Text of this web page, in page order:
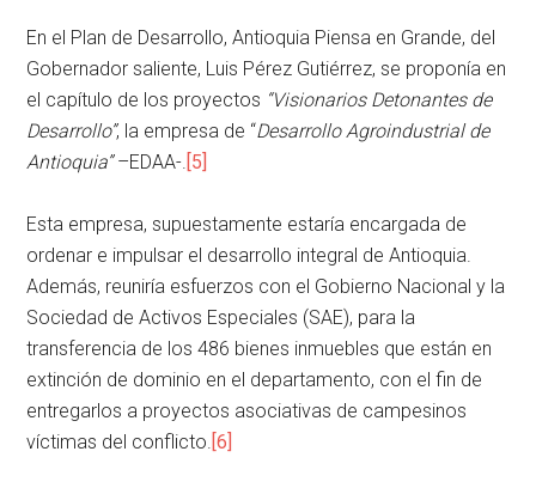
En el Plan de Desarrollo, Antioquia Piensa en Grande, del
Gobernador saliente, Luis Pérez Gutiérrez, se proponía en
el capítulo de los proyectos “Visionarios Detonantes de
Desarrollo”, la empresa de “Desarrollo Agroindustrial de
Antioquia”–EDAA-.[5]
Esta empresa, supuestamente estaría encargada de
ordenar e impulsar el desarrollo integral de Antioquia.
Además, reuniría esfuerzos con el Gobierno Nacional y la
Sociedad de Activos Especiales (SAE), para la
transferencia de los 486 bienes inmuebles que están en
extinción de dominio en el departamento, con el fin de
entregarlos a proyectos asociativas de campesinos
víctimas del conflicto.[6]